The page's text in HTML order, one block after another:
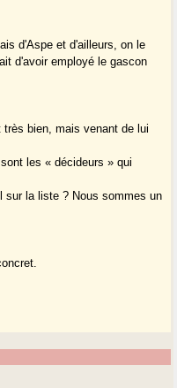
d'Aspe et d'ailleurs, on le
d'avoir employé le gascon
bien, mais venant de lui
les « décideurs » qui
sur la liste ? Nous sommes un